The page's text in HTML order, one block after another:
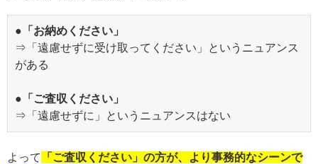
●「お納めください」
⇒「遠慮せずに受け取ってください」というニュアンス
がある
●「ご査収ください」
⇒「遠慮せずに」というニュアンスはない
よって
「ご査収ください」の方が、より事務的なシーンで